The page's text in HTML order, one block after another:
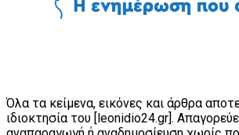
Όλα τα κείμενα, εικόνες και άρθρα
ιδιοκτησία του [leonidio24.gr].